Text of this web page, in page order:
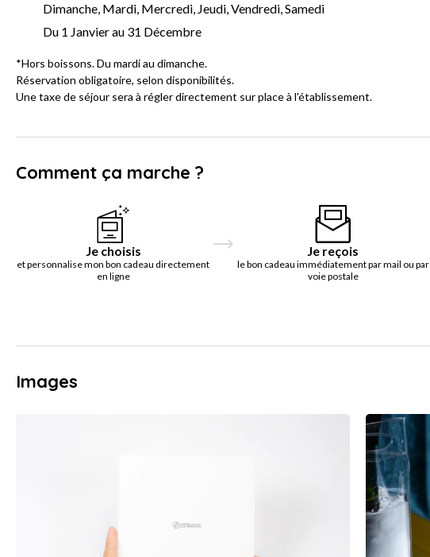
Dimanche, Mardi, Mercredi, Jeudi, Vendredi, Samedi
Du 1 Janvier au 31 Décembre
*Hors boissons. Du mardi au dimanche.
Réservation obligatoire, selon disponibilités.
Une taxe de séjour sera à régler directement sur place à l'établissement.
Comment ça marche ?
Je choisis
et personnalise mon bon cadeau directement
en ligne
Je reçois
le bon cadeau immédiatement par mail ou par
voie postale
Images